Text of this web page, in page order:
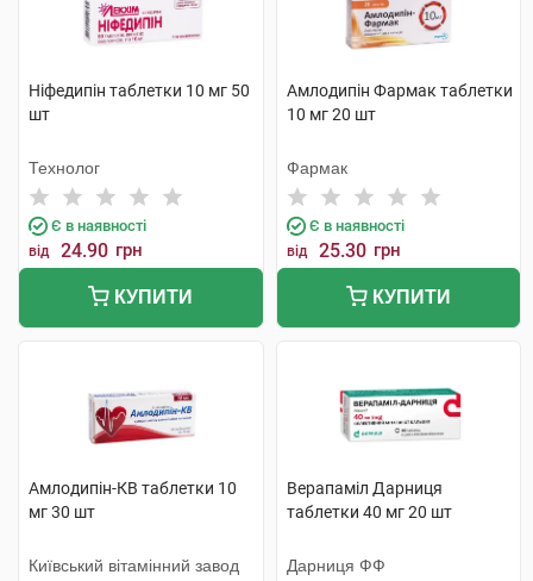
Ніфедипін таблетки 10 мг 50
шт
Технолог
Є в наявності
від 24.90 грн
КУПИТИ
Амлодипін Фармак таблетки
10 мг 20 шт
Фармак
Є в наявності
від 25.30 грн
КУПИТИ
Амлодипін-КВ таблетки 10
мг 30 шт
Київський вітамінний завод
Верапаміл Дарниця
таблетки 40 мг 20 шт
Дарниця ФФ